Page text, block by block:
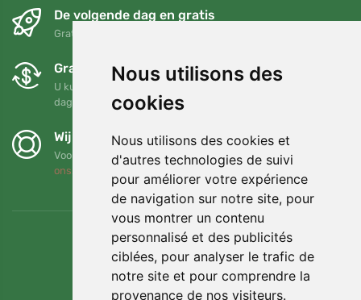
Nous utilisons des
cookies
Nous utilisons des cookies et
d'autres technologies de suivi
pour améliorer votre expérience
de navigation sur notre site, pour
vous montrer un contenu
personnalisé et des publicités
ciblées, pour analyser le trafic de
notre site et pour comprendre la
provenance de nos visiteurs.
De volgende dag en gratis
Gratis verzending voor bestellingen boven 95 EUR
Gratis ruilen en retourneren
U kunt uw bestelling op elk gewenst moment binnen 90
dagen retourneren of ruilen
Wij steunen Trees.org
Voor elke bestelling planten we een boom! Lees meer
ons